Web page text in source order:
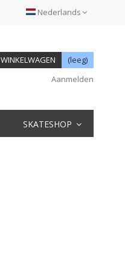
Nederlands
WINKELWAGEN
(leeg)
Aanmelden
SKATESHOP